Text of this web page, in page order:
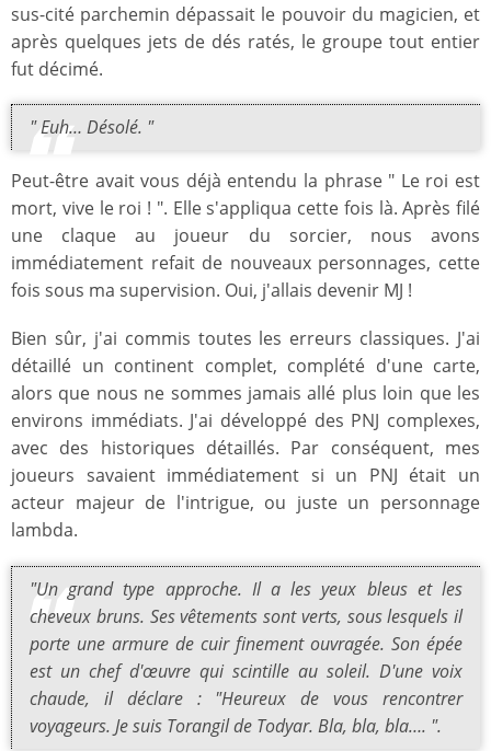
sus-cité parchemin dépassait le pouvoir du magicien, et
après quelques jets de dés ratés, le groupe tout entier
fut décimé.
" Euh… Désolé. "
Peut-être avait vous déjà entendu la phrase " Le roi est
mort, vive le roi ! ". Elle s'appliqua cette fois là. Après filé
une claque au joueur du sorcier, nous avons
immédiatement refait de nouveaux personnages, cette
fois sous ma supervision. Oui, j'allais devenir MJ !
Bien sûr, j'ai commis toutes les erreurs classiques. J'ai
détaillé un continent complet, complété d'une carte,
alors que nous ne sommes jamais allé plus loin que les
environs immédiats. J'ai développé des PNJ complexes,
avec des historiques détaillés. Par conséquent, mes
joueurs savaient immédiatement si un PNJ était un
acteur majeur de l'intrigue, ou juste un personnage
lambda.
"Un grand type approche. Il a les yeux bleus et les
cheveux bruns. Ses vêtements sont verts, sous lesquels il
porte une armure de cuir finement ouvragée. Son épée
est un chef d'œuvre qui scintille au soleil. D'une voix
chaude, il déclare : "Heureux de vous rencontrer
voyageurs. Je suis Torangil de Todyar. Bla, bla, bla…. ".